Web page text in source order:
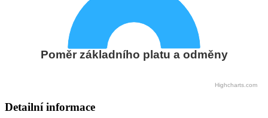
Poměr základního platu a odměny
Highcharts.com
Detailní informace